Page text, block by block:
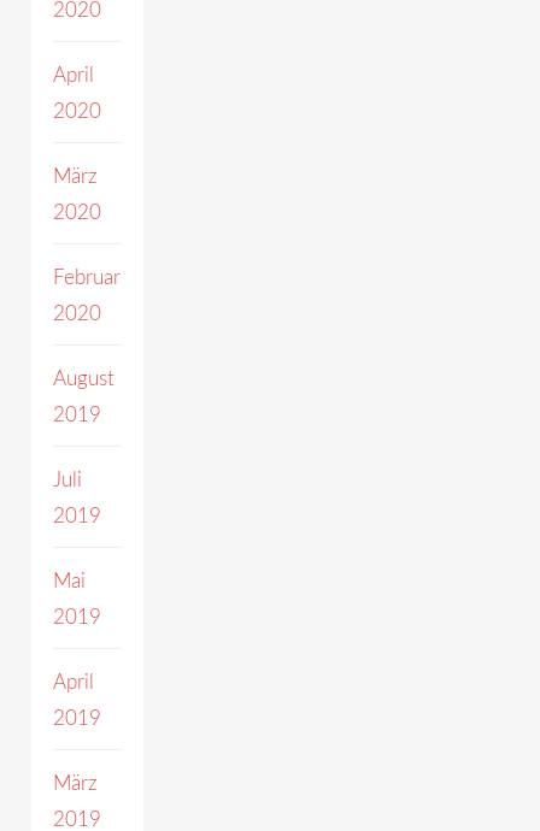
2020
April
2020
März
2020
Februar
2020
August
2019
Juli
2019
Mai
2019
April
2019
März
2019